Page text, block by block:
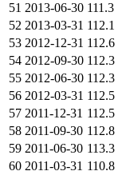
51 2013-06-30 111.3
52 2013-03-31 112.1
53 2012-12-31 112.6
54 2012-09-30 112.3
55 2012-06-30 112.3
56 2012-03-31 112.5
57 2011-12-31 112.5
58 2011-09-30 112.8
59 2011-06-30 113.3
60 2011-03-31 110.8